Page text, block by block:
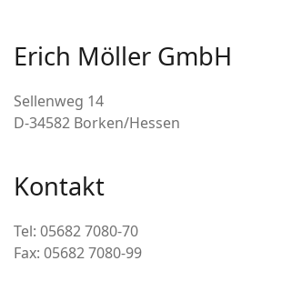
Erich Möller GmbH
Sellenweg 14
D-34582 Borken/Hessen
Kontakt
Tel: 05682 7080-70
Fax: 05682 7080-99